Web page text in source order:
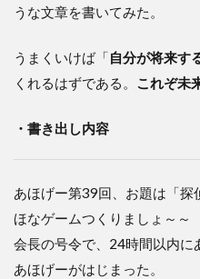
うな文章を書いてみた。
うまくいけば「自分が将来す
くれるはずである。 これぞ未
・書き出し内容
あほげー第39回、お題は「
ほなゲームつくりましょ～～
会長の号令で、24時間以内に
あほげーがはじまった。